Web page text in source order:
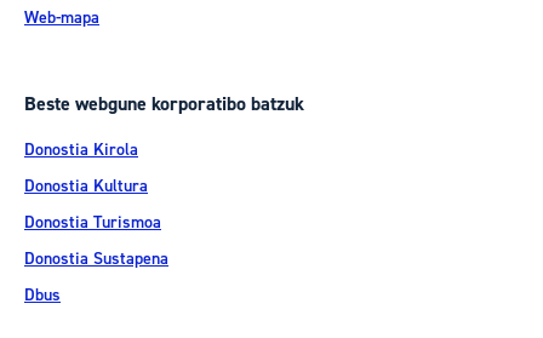
Web-mapa
Beste webgune korporatibo batzuk
Donostia Kirola
Donostia Kultura
Donostia Turismoa
Donostia Sustapena
Dbus